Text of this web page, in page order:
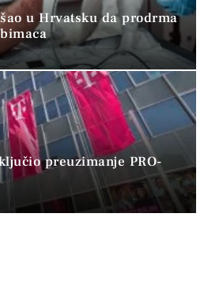
u Hrvatsku da prodrma
preuzimanje PRO-